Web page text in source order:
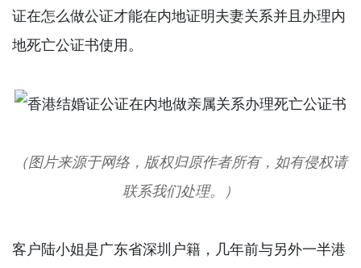
证在怎么做公证才能在内地证明夫妻关系并且办理内
地死亡公证书使用。
（图片来源于网络，版权归原作者所有，如有侵权请
联系我们处理。）
客户陆小姐是广东省深圳户籍，几年前与另外一半港